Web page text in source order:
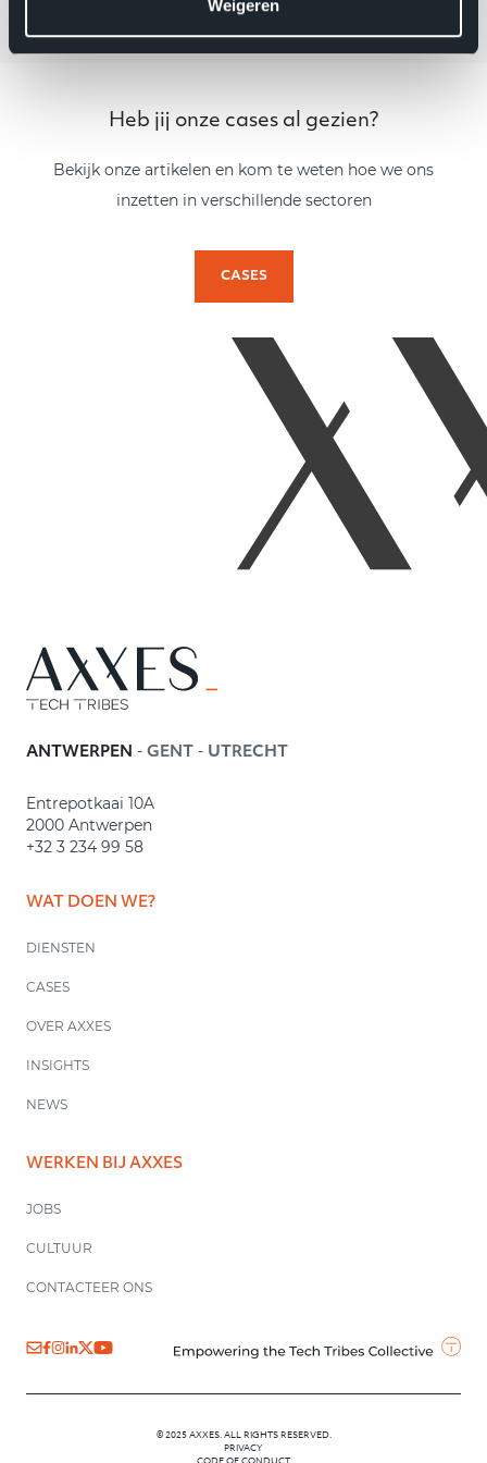
Weigeren
Heb jij onze cases al gezien?
Bekijk onze artikelen en kom te weten hoe we ons
inzetten in verschillende sectoren
ANTWERPEN - GENT - UTRECHT
Entrepotkaai 10A
2000 Antwerpen
+32 3 234 99 58
WAT DOEN WE?
DIENSTEN
CASES
OVER AXXES
INSIGHTS
NEWS
WERKEN BIJ AXXES
JOBS
CULTUUR
CONTACTEER ONS
© 2025 AXXES. ALL RIGHTS RESERVED.
PRIVACY